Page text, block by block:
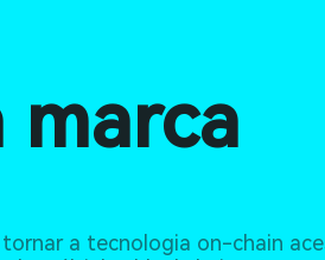
marca
a tecnologia on-chain